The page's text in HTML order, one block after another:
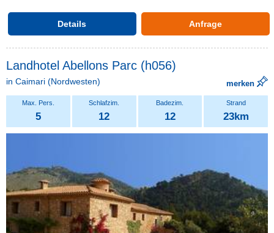
Details Anfrage
Landhotel Abellons Parc (h056)
in Caimari (Nordwesten) merken
5 12 12 23km